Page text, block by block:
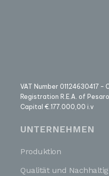
VAT Number 01124630417 –
Registration R.E.A. of
Capital €.177.000,00 i.v
UNTERNEHMEN
Produktion
Qualität und